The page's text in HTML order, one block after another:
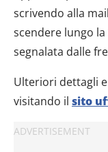
scrivendo alla
scendere lungo la
segnalata dalle
Ulteriori dettagli
visitando il sito